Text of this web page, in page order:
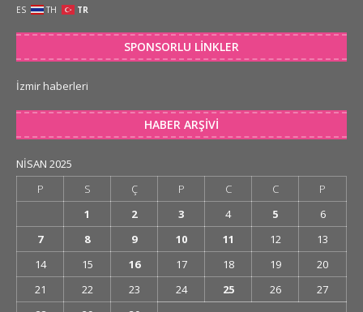
ES
TH TR
SPONSORLU LINKLER
İzmir haberleri
HABER ARŞIVI
NISAN 2025
P
S Ç P C C
P
1
2 3 4 5
6
7
8 9 10 11 12
13
14
15 16 17 18 19
20
21
22 23 24 25 26
27